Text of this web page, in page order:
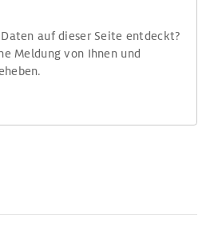
auf dieser Seite entdeckt?
Meldung von Ihnen und